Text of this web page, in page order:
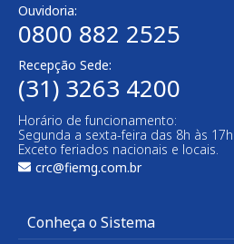
Ouvidoria:
0800 882 2525
Recepção Sede:
(31) 3263 4200
Horário de funcionamento:
Segunda a sexta-feira das 8h às 17h
Exceto feriados nacionais e locais.
crc@fiemg.com.br
Conheça o Sistema